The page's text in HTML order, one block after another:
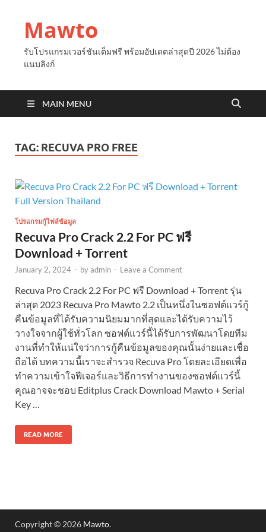
Mawto
รับโปรแกรมเวอร์ชันเต็มฟรี พร้อมอัปเดตล่าสุดปี 2026 ไม่ต้อง
แนบลิงก์
MAIN MENU
TAG: RECUVA PRO FREE
โปรแกรมกู้ไฟล์ข้อมูล
Recuva Pro Crack 2.2 For PC ฟรี
Download + Torrent
January 2, 2024 - byadmin - Leave a Comment
Recuva Pro Crack 2.2 For PC ฟรี Download + Torrent รุ่น
ล่าสุด 2023 Recuva Pro Mawto 2.2 เป็นหนึ่งในซอฟต์แวร์กู้
คืนข้อมูลที่ได้รับความนิยมมากที่สุดและได้รับความไว้
วางใจจากผู้ใช้ทั่วโลก ซอฟต์แวร์นี้ได้รับการพัฒนาโดยทีม
งานที่ทำให้แน่ใจว่าการกู้คืนข้อมูลของคุณนั้นง่ายและเชื่อ
ถือได้ บทความนี้เราจะสำรวจ Recuva Pro โดยละเอียดเพื่อ
ทำความเข้าใจฟีเจอร์และวิธีการทำงานของซอฟต์แวร์นี้
คุณอาจจะชอบ Editplus Crack Download Mawto + Serial
Key …
READ MORE
Copyright © 2026 Mawto.